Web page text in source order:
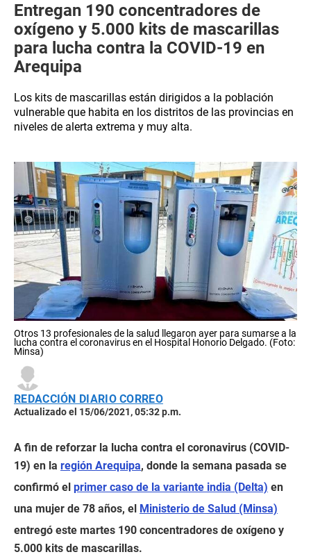
Entregan 190 concentradores de
oxígeno y 5.000 kits de mascarillas
para lucha contra la COVID-19 en
Arequipa
Los kits de mascarillas están dirigidos a la población
vulnerable que habita en los distritos de las provincias en
niveles de alerta extrema y muy alta.
Otros 13 profesionales de la salud llegaron ayer para sumarse a la
lucha contra el coronavirus en el Hospital Honorio Delgado. (Foto:
Minsa)
REDACCIÓN DIARIO CORREO
Actualizado el 15/06/2021, 05:32 p.m.
A fin de reforzar la lucha contra el coronavirus (COVID-
19) en la región Arequipa, donde la semana pasada se
confirmó el primer caso de la variante india (Delta) en
una mujer de 78 años, el Ministerio de Salud (Minsa)
entregó este martes 190 concentradores de oxígeno y
5.000 kits de mascarillas.